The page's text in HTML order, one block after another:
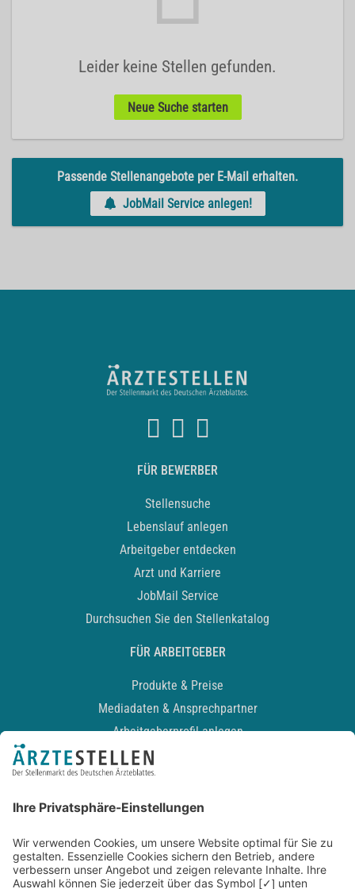
Leider keine Stellen gefunden.
Neue Suche starten
Passende Stellenangebote per E-Mail erhalten.
JobMail Service anlegen!
FÜR BEWERBER
Stellensuche
Lebenslauf anlegen
Arbeitgeber entdecken
Arzt und Karriere
JobMail Service
Durchsuchen Sie den Stellenkatalog
FÜR ARBEITGEBER
Produkte & Preise
Mediadaten & Ansprechpartner
Arbeitgeberprofil anlegen
Recruiting-Podcast
Kontakt
Datenschutz